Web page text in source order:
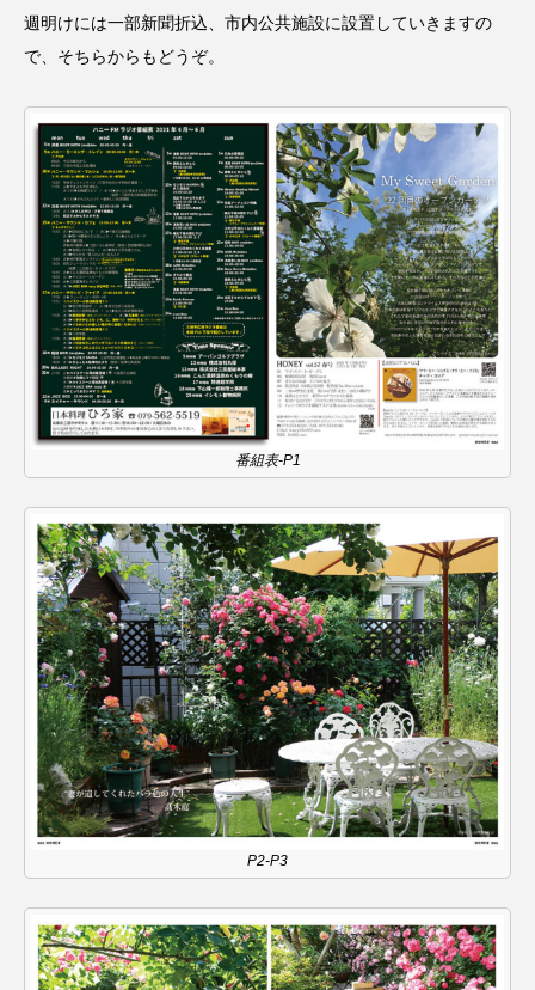
HONEY FM IT’S OKAY！ J-POP
LATE SHIFT Let's 追求 The 牛肉
lets追求the牛肉 LOST LAND
MOCOコレクション オムニバス
Playground/校庭 ROKKO 森の音ミュージアム
ROKKO森の音ミュージアム Rooting Aroma
SAKDAC HARMO
SDGs・タイプスマート農業推進プロジェクト関西学院
AgriNOVA
SIKIガーデン Autumn Season
Singing with a smile snowwhite
SPOTTED PRODUCTIONS/TWIN
SUNSUNキッズ The Room Next Door
We Live In Time
youtube Yukoの子連れハワイ旅珍道中
⻑尾謙杜
週明けには一部新聞折込、市内公共施設に設置していきますの
で、そちらからもどうぞ。
番組表-P1
P2-P3